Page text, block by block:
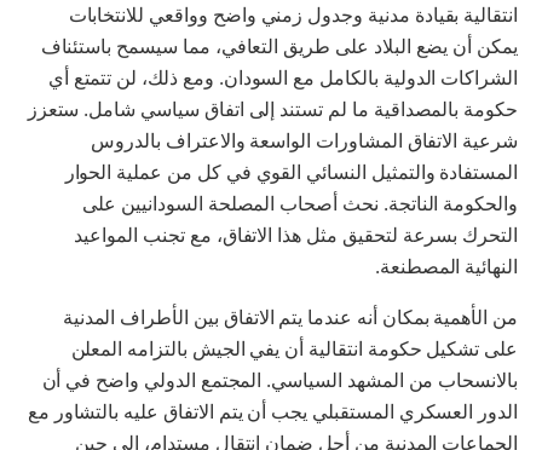
انتقالية بقيادة مدنية وجدول زمني واضح وواقعي للانتخابات
يمكن أن يضع البلاد على طريق التعافي، مما سيسمح باستئناف
الشراكات الدولية بالكامل مع السودان. ومع ذلك، لن تتمتع أي
حكومة بالمصداقية ما لم تستند إلى اتفاق سياسي شامل. ستعزز
شرعية الاتفاق المشاورات الواسعة والاعتراف بالدروس
المستفادة والتمثيل النسائي القوي في كل من عملية الحوار
والحكومة الناتجة. نحث أصحاب المصلحة السودانيين على
التحرك بسرعة لتحقيق مثل هذا الاتفاق، مع تجنب المواعيد
النهائية المصطنعة.
من الأهمية بمكان أنه عندما يتم الاتفاق بين الأطراف المدنية
على تشكيل حكومة انتقالية أن يفي الجيش بالتزامه المعلن
بالانسحاب من المشهد السياسي. المجتمع الدولي واضح في أن
الدور العسكري المستقبلي يجب أن يتم الاتفاق عليه بالتشاور مع
الجماعات المدنية من أجل ضمان انتقال مستدام، الى حين